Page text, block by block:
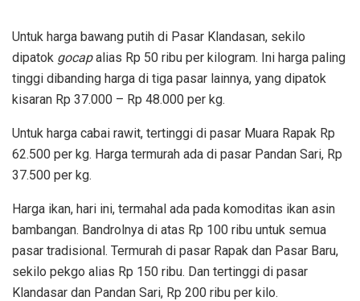
Untuk harga bawang putih di Pasar Klandasan, sekilo
dipatok gocapalias Rp 50 ribu per kilogram. Ini harga paling
tinggi dibanding harga di tiga pasar lainnya, yang dipatok
kisaran Rp 37.000 – Rp 48.000 per kg.
Untuk harga cabai rawit, tertinggi di pasar Muara Rapak Rp
62.500 per kg. Harga termurah ada di pasar Pandan Sari, Rp
37.500 per kg.
Harga ikan, hari ini, termahal ada pada komoditas ikan asin
bambangan. Bandrolnya di atas Rp 100 ribu untuk semua
pasar tradisional. Termurah di pasar Rapak dan Pasar Baru,
sekilo pekgo alias Rp 150 ribu. Dan tertinggi di pasar
Klandasar dan Pandan Sari, Rp 200 ribu per kilo.